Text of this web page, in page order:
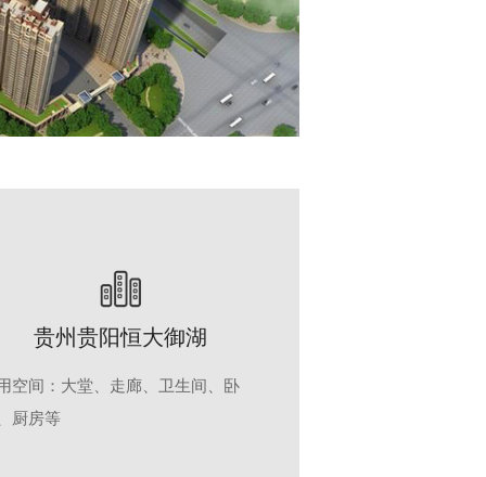
贵州贵阳恒大御湖
空间：大堂、走廊、卫生间、卧
厨房等